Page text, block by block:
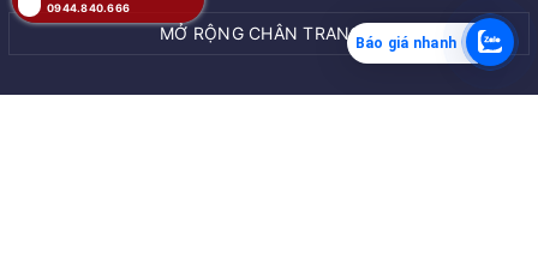
MỞ RỘNG CHÂN TRANG
0944.840.666
Báo giá nhanh